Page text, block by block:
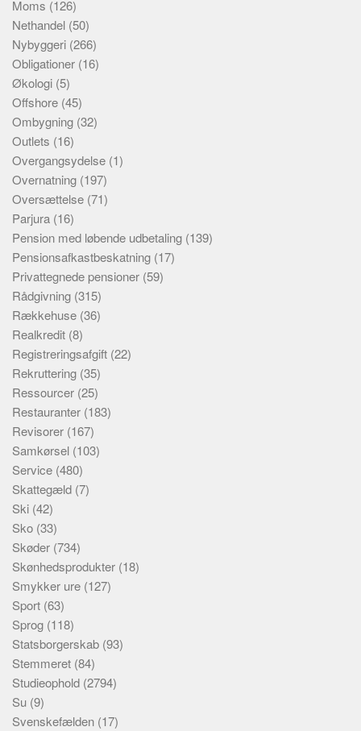
Moms (126)
Nethandel (50)
Nybyggeri (266)
Obligationer (16)
Økologi (5)
Offshore (45)
Ombygning (32)
Outlets (16)
Overgangsydelse (1)
Overnatning (197)
Oversættelse (71)
Parjura (16)
Pension med løbende udbetaling (139)
Pensionsafkastbeskatning (17)
Privattegnede pensioner (59)
Rådgivning (315)
Rækkehuse (36)
Realkredit (8)
Registreringsafgift (22)
Rekruttering (35)
Ressourcer (25)
Restauranter (183)
Revisorer (167)
Samkørsel (103)
Service (480)
Skattegæld (7)
Ski (42)
Sko (33)
Skøder (734)
Skønhedsprodukter (18)
Smykker ure (127)
Sport (63)
Sprog (118)
Statsborgerskab (93)
Stemmeret (84)
Studieophold (2794)
Su (9)
Svenskefælden (17)